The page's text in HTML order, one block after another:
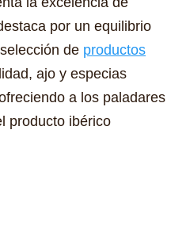
por un equilibrio
de productos
ajo y especias
a los paladares
producto ibérico